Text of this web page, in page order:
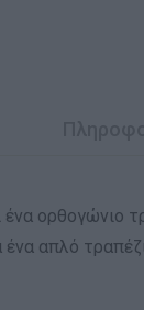
ένα ορθογώνιο
ένα απλό